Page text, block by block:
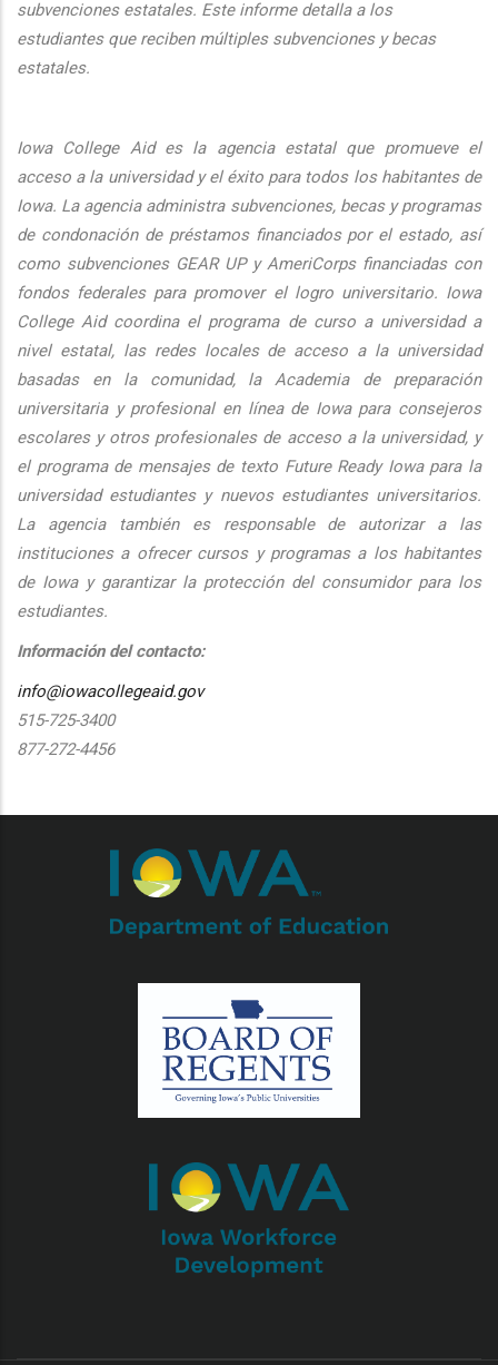
subvenciones estatales. Este informe detalla a los
estudiantes que reciben múltiples subvenciones y becas
estatales.
Iowa College Aid es la agencia estatal que promueve el
acceso a la universidad y el éxito para todos los habitantes de
Iowa. La agencia administra subvenciones, becas y programas
de condonación de préstamos financiados por el estado, así
como subvenciones GEAR UP y AmeriCorps financiadas con
fondos federales para promover el logro universitario. Iowa
College Aid coordina el programa de curso a universidad a
nivel estatal, las redes locales de acceso a la universidad
basadas en la comunidad, la Academia de preparación
universitaria y profesional en línea de Iowa para consejeros
escolares y otros profesionales de acceso a la universidad, y
el programa de mensajes de texto Future Ready Iowa para la
universidad estudiantes y nuevos estudiantes universitarios.
La agencia también es responsable de autorizar a las
instituciones a ofrecer cursos y programas a los habitantes
de Iowa y garantizar la protección del consumidor para los
estudiantes.
Información del contacto:
info@iowacollegeaid.gov
515-725-3400
877-272-4456